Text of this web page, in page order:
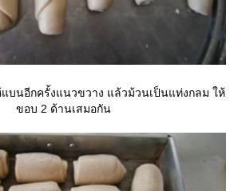
บนอีกครั้งแนวขวาง แล้วม้วนเป็นแท่งกลม ให้
ขอบ 2 ด้านเสมอกัน